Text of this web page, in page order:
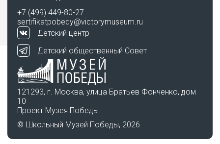
+7 (499) 449-80-27
sertifikatpobedy@victorymuseum.ru
Детский центр
Детский общественный Совет
121293, г. Москва, улица Братьев Фонченко, дом
10
Проект Музея Победы
© Школьный Музей Победы, 2026